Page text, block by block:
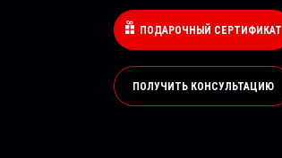
ПОДАРОЧНЫЙ СЕРТИФИКАТ
ПОЛУЧИТЬ КОНСУЛЬТАЦИЮ